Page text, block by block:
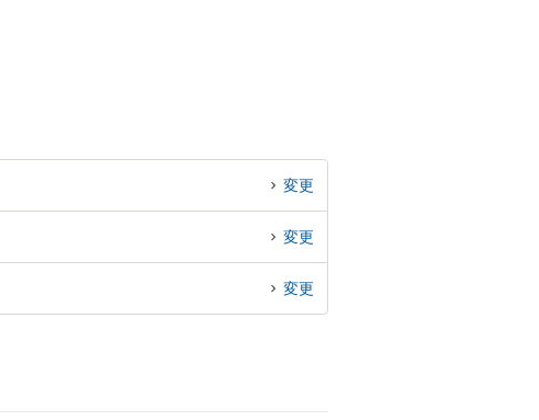
変更
変更
変更